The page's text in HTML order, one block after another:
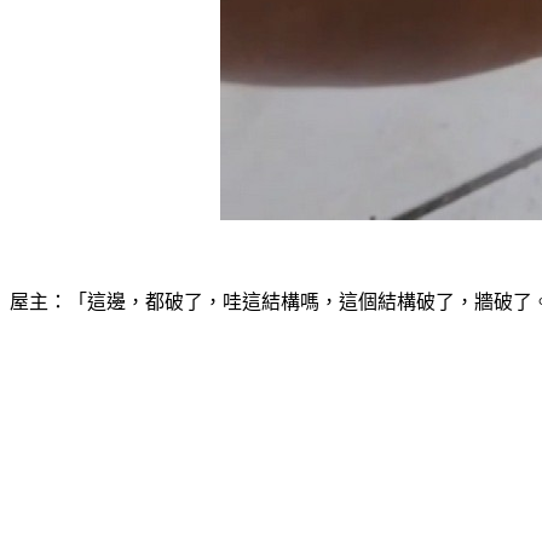
屋主：「這邊，都破了，哇這結構嗎，這個結構破了，牆破了